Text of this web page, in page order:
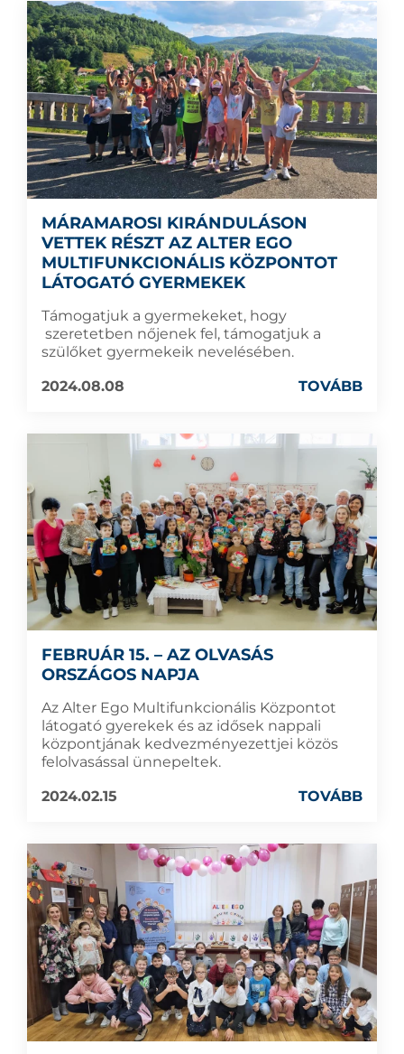
MÁRAMAROSI KIRÁNDULÁSON
VETTEK RÉSZT AZ ALTER EGO
MULTIFUNKCIONÁLIS KÖZPONTOT
LÁTOGATÓ GYERMEKEK
Támogatjuk a gyermekeket, hogy
szeretetben nőjenek fel, támogatjuk a
szülőket gyermekeik nevelésében.
2024.08.08
TOVÁBB
FEBRUÁR 15. – AZ OLVASÁS
ORSZÁGOS NAPJA
Az Alter Ego Multifunkcionális Központot
látogató gyerekek és az idősek nappali
központjának kedvezményezettjei közös
felolvasással ünnepeltek.
2024.02.15
TOVÁBB